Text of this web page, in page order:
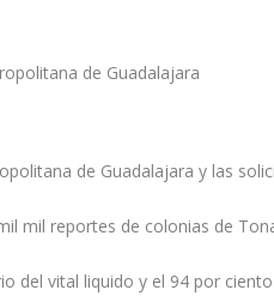
de Guadalajara y las
mil reportes de colonias de
del vital liquido y el 94 por